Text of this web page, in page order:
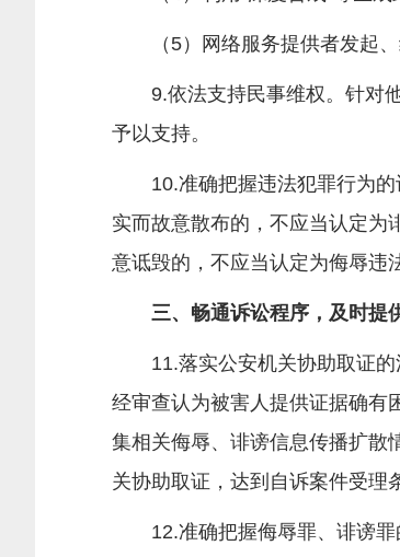
（5）网络服务提供者发起、
9.依法支持民事维权。针对他
予以支持。
10.准确把握违法犯罪行为的
实而故意散布的，不应当认定为
意诋毁的，不应当认定为侮辱违
三、畅通诉讼程序，及时提
11.落实公安机关协助取证的
经审查认为被害人提供证据确有
集相关侮辱、诽谤信息传播扩散
关协助取证，达到自诉案件受理
12.准确把握侮辱罪、诽谤罪